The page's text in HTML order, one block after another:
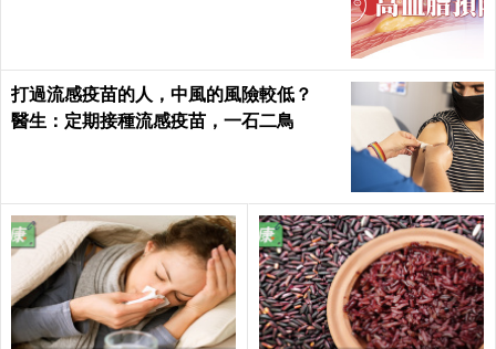
打過流感疫苗的人，中風的風險較低？
醫生：定期接種流感疫苗，一石二鳥